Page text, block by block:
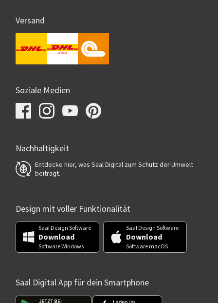
Versand
Soziale Medien
Nachhaltigkeit
Entdecke hier, was Saal Digital zum Schutz der Umwelt
beiträgt.
Design mit voller Funktionalität
Saal Design Software
Download
Software Windows
Saal Design Software
Download
Software macOS
Saal Digital App für dein Smartphone